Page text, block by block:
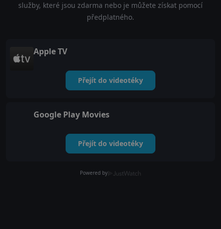
služby, které jsou zdarma nebo je můžete získat pomocí
předplatného.
Apple TV
Přejít do videotéky
Google Play Movies
Přejít do videotéky
Powered by